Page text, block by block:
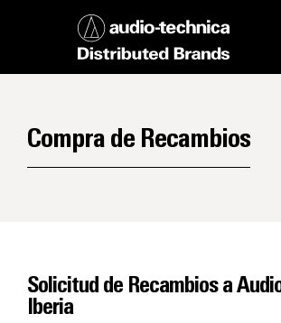
Compra de Recambios
Solicitud de Recambios a
Iberia